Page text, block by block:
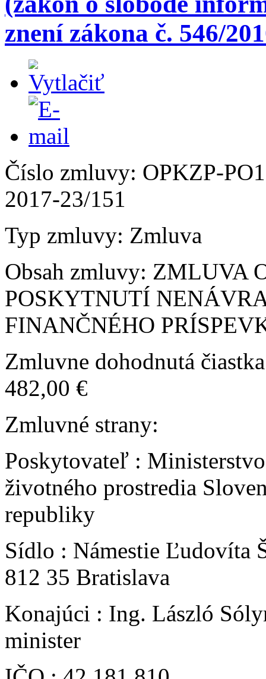
znení zákona č. 546/
Číslo zmluvy: OPKZP-
2017-23/151
Typ zmluvy: Zmluva
Obsah zmluvy: ZMLUVA
POSKYTNUTÍ
FINANČNÉHO
Zmluvne dohodnutá
482,00 €
Zmluvné strany:
Poskytovateľ : Ministerstvo
životného prostredia
republiky
Sídlo : Námestie Ľudovíta
812 35 Bratislava
Konajúci : Ing. László
minister